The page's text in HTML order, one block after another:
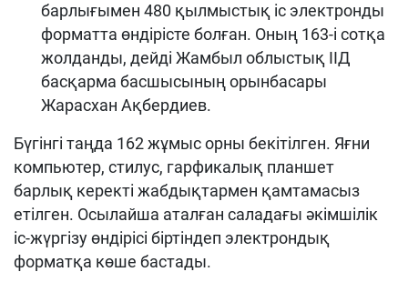
барлығымен 480 қылмыстық іс электронды
форматта өндірісте болған. Оның 163-і сотқа
жолданды, дейді Жамбыл облыстық ІІД
басқарма басшысының орынбасары
Жарасхан Ақбердиев.
Бүгінгі таңда 162 жұмыс орны бекітілген. Яғни
компьютер, стилус, гарфикалық планшет
барлық керекті жабдықтармен қамтамасыз
етілген. Осылайша аталған саладағы әкімшілік
іс-жүргізу өндірісі біртіндеп электрондық
форматқа көше бастады.